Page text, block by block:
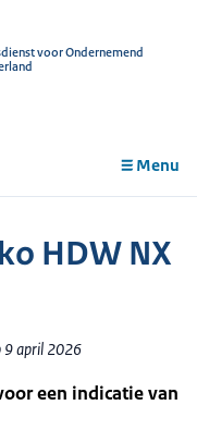
voor Ondernemend
Menu
HDW NX
9 april 2026
een indicatie van